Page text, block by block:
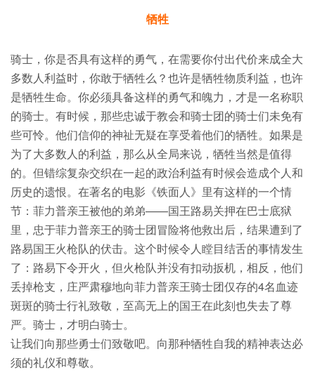
牺牲
骑士，你是否具有这样的勇气，在需要你付出代价来成全大
多数人利益时，你敢于牺牲么？也许是牺牲物质利益，也许
是牺牲生命。你必须具备这样的勇气和魄力，才是一名称职
的骑士。有时候，那些忠诚于教会和骑士团的骑士们未免有
些可怜。他们信仰的神祉无疑在享受着他们的牺牲。如果是
为了大多数人的利益，那么从全局来说，牺牲当然是值得
的。但错综复杂交织在一起的政治利益有时候会造成个人和
历史的遗恨。在著名的电影《铁面人》里有这样的一个情
节：菲力普亲王被他的弟弟——国王路易关押在巴士底狱
里，忠于菲力普亲王的骑士团冒险将他救出后，结果遭到了
路易国王火枪队的伏击。这个时候令人瞠目结舌的事情发生
了：路易下令开火，但火枪队并没有扣动扳机，相反，他们
丢掉枪支，庄严肃穆地向菲力普亲王骑士团仅存的4名血迹
斑斑的骑士行礼致敬，至高无上的国王在此刻也失去了尊
严。骑士，才明白骑士。
让我们向那些勇士们致敬吧。向那种牺牲自我的精神表达必
须的礼仪和尊敬。